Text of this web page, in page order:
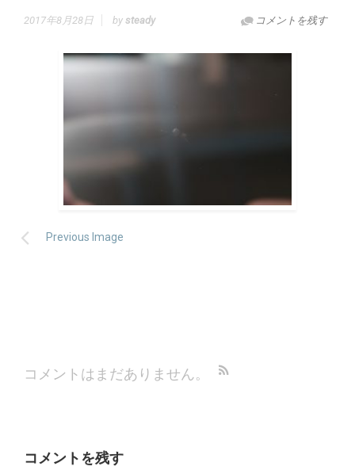
2017年8月28日 コメントを残す
by steady
Previous Image
コメントはまだありません。
コメントを残す